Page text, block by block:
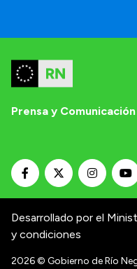
Prensa y Comunicación
Desarrollado por el
y condiciones
2026© Gobierno de Río